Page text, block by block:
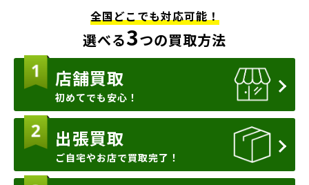
全国どこでも対応可能！
選べる3つの買取方法
店舗買取
初めてでも安心！
出張買取
ご自宅やお店で買取完了！